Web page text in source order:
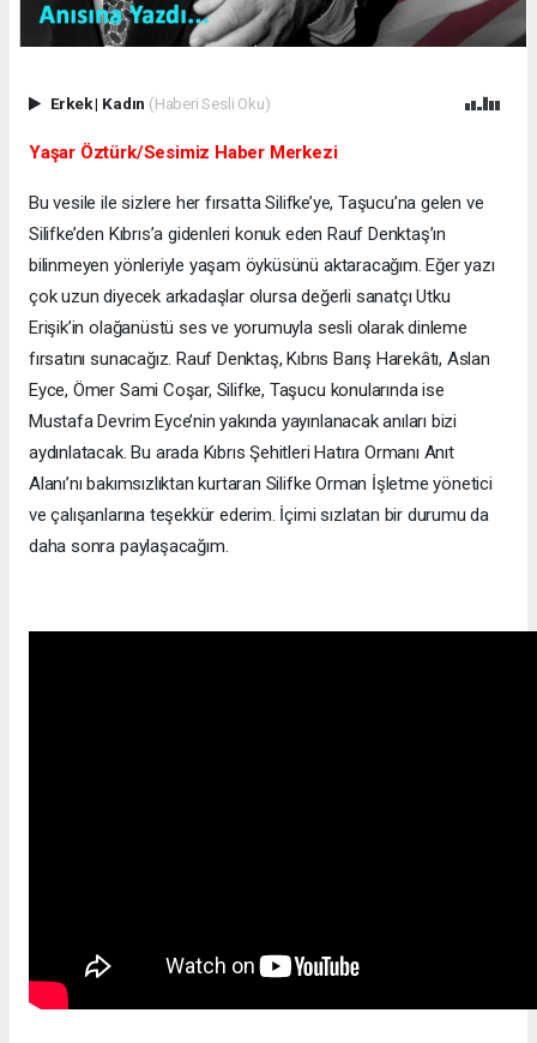
Erkek| Kadın (Haberi Sesli Oku)
Yaşar Öztürk/Sesimiz Haber Merkezi
Bu vesile ile sizlere her fırsatta Silifke’ye, Taşucu’na gelen ve
Silifke’den Kıbrıs’a gidenleri konuk eden Rauf Denktaş’ın
bilinmeyen yönleriyle yaşam öyküsünü aktaracağım. Eğer yazı
çok uzun diyecek arkadaşlar olursa değerli sanatçı Utku
Erişik’in olağanüstü ses ve yorumuyla sesli olarak dinleme
fırsatını sunacağız. Rauf Denktaş, Kıbrıs Barış Harekâtı, Aslan
Eyce, Ömer Sami Coşar, Silifke, Taşucu konularında ise
Mustafa Devrim Eyce’nin yakında yayınlanacak anıları bizi
aydınlatacak. Bu arada Kıbrıs Şehitleri Hatıra Ormanı Anıt
Alanı’nı bakımsızlıktan kurtaran Silifke Orman İşletme yönetici
ve çalışanlarına teşekkür ederim. İçimi sızlatan bir durumu da
daha sonra paylaşacağım.